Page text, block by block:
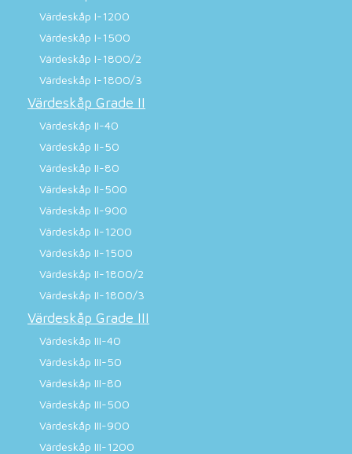
Värdeskåp I-1200
Värdeskåp I-1500
Värdeskåp I-1800/2
Värdeskåp I-1800/3
Värdeskåp Grade II
Värdeskåp II-40
Värdeskåp II-50
Värdeskåp II-80
Värdeskåp II-500
Värdeskåp II-900
Värdeskåp II-1200
Värdeskåp II-1500
Värdeskåp II-1800/2
Värdeskåp II-1800/3
Värdeskåp Grade III
Värdeskåp III-40
Värdeskåp III-50
Värdeskåp III-80
Värdeskåp III-500
Värdeskåp III-900
Värdeskåp III-1200